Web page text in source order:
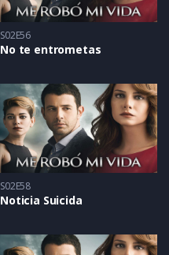
S02E56
No te entrometas
S02E58
Noticia Suicida